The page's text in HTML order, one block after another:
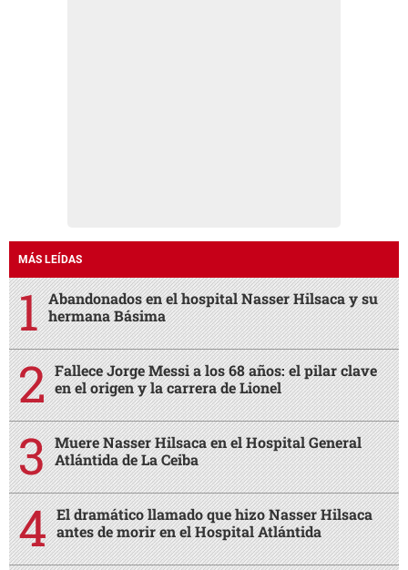
MÁS LEÍDAS
Abandonados en el hospital Nasser Hilsaca y su
hermana Básima
Fallece Jorge Messi a los 68 años: el pilar clave
en el origen y la carrera de Lionel
Muere Nasser Hilsaca en el Hospital General
Atlántida de La Ceiba
El dramático llamado que hizo Nasser Hilsaca
antes de morir en el Hospital Atlántida